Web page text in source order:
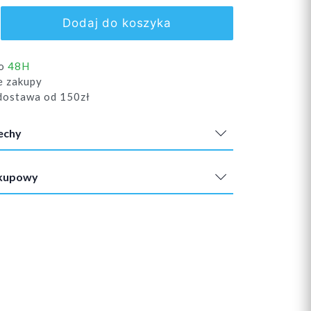
Dodaj do koszyka
48H
zakupy
od 150zł